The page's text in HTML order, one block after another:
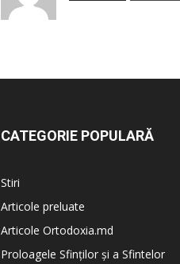
CATEGORIE POPULARĂ
Stiri
Articole preluate
Articole Ortodoxia.md
Proloagele Sfinților și a Sfintelor